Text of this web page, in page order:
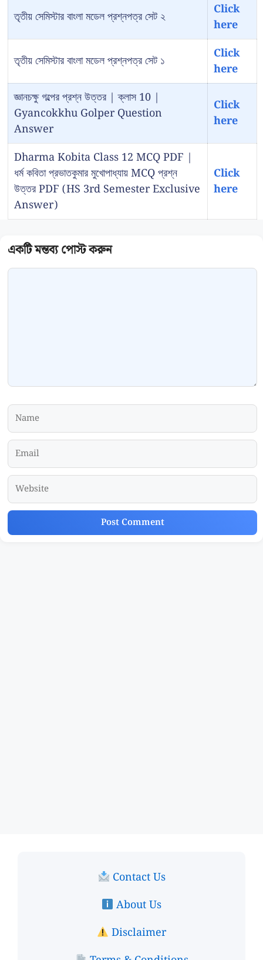
তৃতীয় সেমিস্টার বাংলা মডেল প্রশ্নপত্র সেট ২
Click
here
তৃতীয় সেমিস্টার বাংলা মডেল প্রশ্নপত্র সেট ১
Click
here
জ্ঞানচক্ষু গল্পের প্রশ্ন উত্তর | ক্লাস 10 |
Gyancokkhu Golper Question
Answer
Click
here
Dharma Kobita Class 12 MCQ PDF |
ধর্ম কবিতা প্রভাতকুমার মুখোপাধ্যায় MCQ প্রশ্ন
উত্তর PDF (HS 3rd Semester Exclusive
Answer)
Click
here
Comment
Name
Email
Website
Contact Us
About Us
Disclaimer